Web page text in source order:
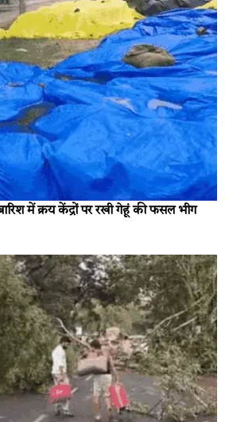
में क्रय केंद्रों पर रखी गेहूं की फसल भीग